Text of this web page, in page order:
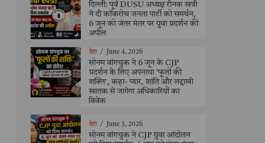
दिल्ली: पूर्व DUSU अध्यक्ष रौनक खत्री
ने दी कॉकरोच जनता पार्टी को समर्थन,
6 जून को जंतर मंतर पर युवा प्रदर्शन की
अपील
देश / June 4, 2026
सोनम वांगचुक ने 6 जून के CJP
प्रदर्शन के लिए अपनाया 'फूलों की
शक्ति', कहा- प्यार, शांति और लद्दाखी
खातक से जागेगा अधिकारियों का
विवेक
देश / June 3, 2026
सोनम वांगचुक ने CJP युवा आंदोलन